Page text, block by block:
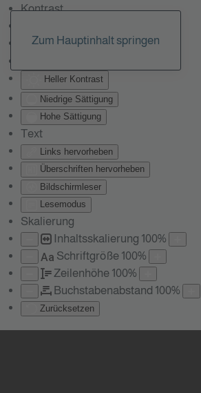
Kontrast
Monochrom
Heller Kontrast
Niedrige Sättigung
Hohe Sättigung
Text
Links hervorheben
Überschriften hervorheben
Bildschirmleser
Lesemodus
Skalierung
Inhaltsskalierung 100%
Aa Schriftgröße 100%
Zeilenhöhe 100%
Buchstabenabstand 100%
Zurücksetzen
Zum Hauptinhalt springen